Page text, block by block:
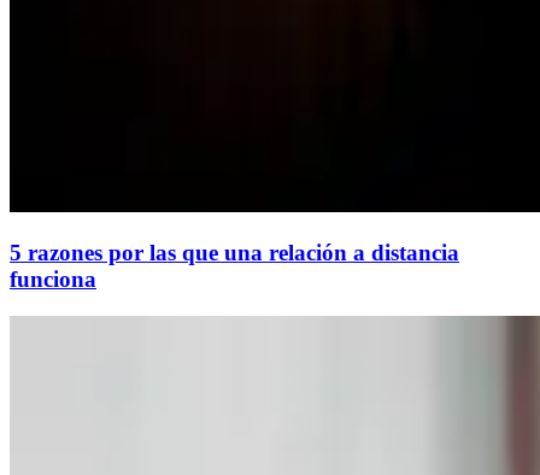
5 razones por las que una relación a distancia
funciona